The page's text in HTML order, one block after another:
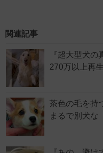
関連記事
『超大型犬の
270万以上再
茶色の毛を持
まるで別犬